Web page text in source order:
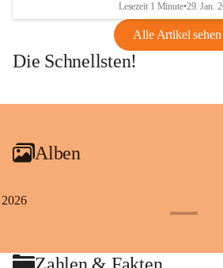
Lesezeit 1 Minute•29. Jan.
Alle Artikel sehen
Die Schnellsten!
Alben
2026
Zahlen & Fakten